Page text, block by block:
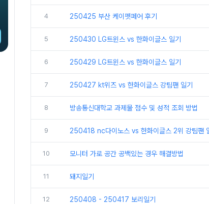
4 250425 부산 케이펫페어 후기
5 250430 LG트윈스 vs 한화이글스 일기
6 250429 LG트윈스 vs 한화이글스 일기
7 250427 kt위즈 vs 한화이글스 강팀팬 일기
8 방송통신대학교 과제물 점수 및 성적 조회 방법
9 250418 nc다이노스 vs 한화이글스 2위 강팀팬
10 모니터 가로 공간 공백있는 경우 해결방법
11 돼지일기
12 250408 - 250417 보리일기